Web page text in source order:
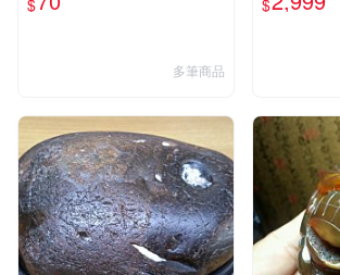
$
多筆商品
心臟石黑年
$